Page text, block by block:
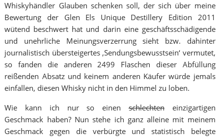
Whiskyhändler Glauben schenken soll, der sich über meine
Bewertung der Glen Els Unique Destillery Edition 2011
wütend beschwert hat und darin eine geschäftsschädigende
und unehrliche Meinungsverzerrung sieht bzw. dahinter
journalistisch übersteigertes ‚Sendungsbewusstsein‘ vermutet,
so fanden die anderen 2499 Flaschen dieser Abfüllung
reißenden Absatz und keinem anderen Käufer würde jemals
einfallen, diesen Whisky nicht in den Himmel zu loben.
Wie kann ich nur so einenschlechteneinzigartigen
Geschmack haben? Nun stehe ich ganz alleine mit meinem
Geschmack gegen die verbürgte und statistisch belegte